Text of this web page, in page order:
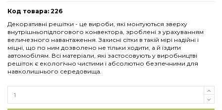
Код товара: 226
Декоративні решітки - це вироби, які монтуються зверху
внутрішньопідлогового конвектора, зроблені з урахуванням
величезного навантаження. Захисні сітки в такій мірі надійні і
міцні, що по ним дозволено не тільки ходити, а й їздити
автомобілям. Всі матеріали, які застосовують у виробництві
решіток є екологічно чистими і абсолютно безпечними для
навколишнього середовища.